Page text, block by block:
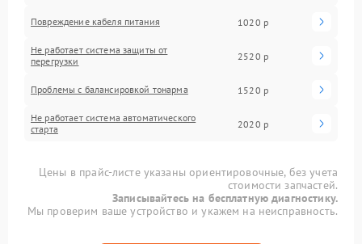
Повреждение кабеля питания 1020 р
Не работает система защиты от
перегрузки
2520 р
Проблемы с балансировкой тонарма 1520 р
Не работает система автоматического
старта
2020 р
Цены в прайс-листе указаны ориентировочные, без учета
стоимости запчастей.
Записывайтесь на бесплатную диагностику.
Мы проверим ваше устройство и укажем на неисправность.